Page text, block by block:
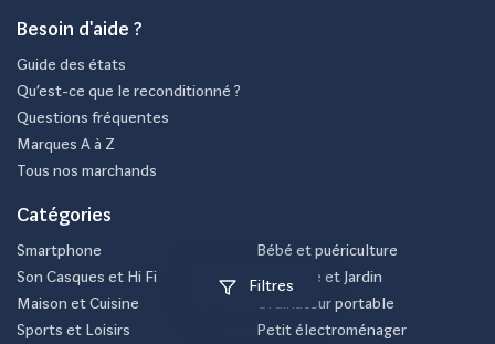
Filtres
Besoin d'aide ?
Guide des états
Qu’est-ce que le reconditionné ?
Questions fréquentes
Marques A à Z
Tous nos marchands
Catégories
Smartphone
Son Casques et Hi Fi
Maison et Cuisine
Sports et Loisirs
Bébé et puériculture
Bricolage et Jardin
Ordinateur portable
Petit électroménager